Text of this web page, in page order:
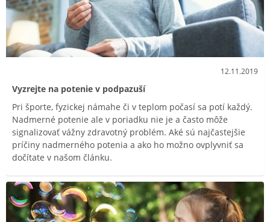
12.11.2019
Vyzrejte na potenie v podpazuší
Pri športe, fyzickej námahe či v teplom počasí sa potí každý.
Nadmerné potenie ale v poriadku nie je a často môže
signalizovať vážny zdravotný problém. Aké sú najčastejšie
príčiny nadmerného potenia a ako ho možno ovplyvniť sa
dočítate v našom článku.